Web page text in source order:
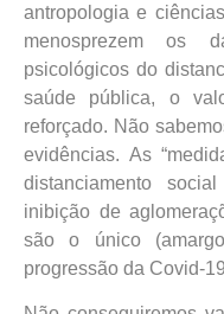
antropologia e
menosprezem os
psicológicos do
saúde pública, o
reforçado. Não
evidências. As
distanciamento
inibição de
são o único
progressão da Covid-